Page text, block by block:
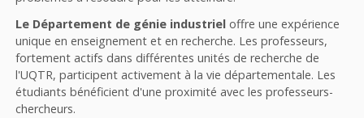
Le Département de génie industrieloffre une expérience
unique en enseignement et en recherche. Les professeurs,
fortement actifs dans différentes unités de recherche de
l'UQTR, participent activement à la vie départementale. Les
étudiants bénéficient d'une proximité avec les professeurs-
chercheurs.